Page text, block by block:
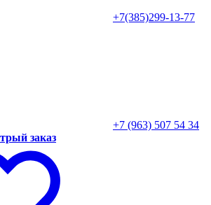
+7(385)299-13-77
+7 (963) 507 54 34
заказ